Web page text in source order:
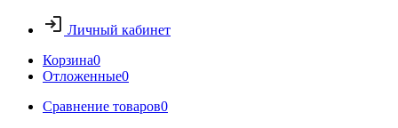
Личный кабинет
Корзина0
Отложенные0
Сравнение товаров0